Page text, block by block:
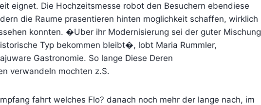
eignet. Die Hochzeitsmesse robot den Besuchern ebendiese
die Raume prasentieren hinten moglichkeit schaffen, wirklich
konnten. �Uber ihr Modernisierung sei der guter Mischung
Typ bekommen bleibt�, lobt Maria Rummler,
Gastronomie. So lange Diese Deren
verwandeln mochten z.S.
fahrt welches Flo? danach noch mehr der lange nach, im